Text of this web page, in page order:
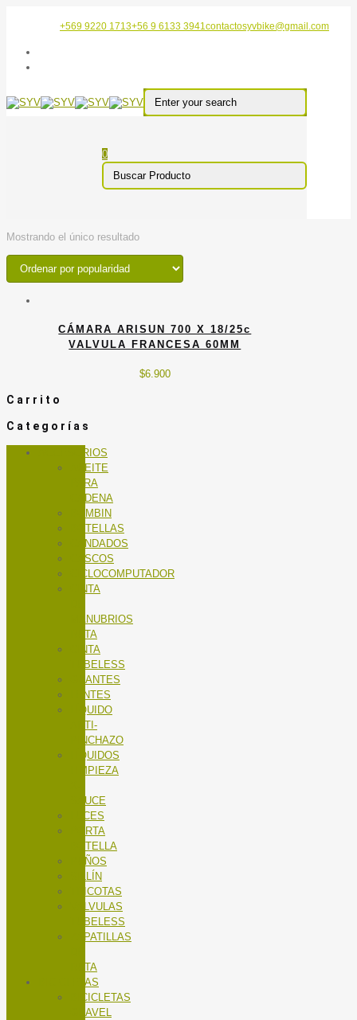
+569 9220 1713+56 9 6133 3941contactosyvbike@gmail.com
0
Mostrando el único resultado
CÁMARA ARISUN 700 X 18/25c
VALVULA FRANCESA 60MM
$6.900
Carrito
Categorías
ACCESORIOS
ACEITE
PARA
CADENA
BOMBIN
BOTELLAS
CANDADOS
CASCOS
CICLOCOMPUTADOR
CINTA
MANUBRIOS
RUTA
CINTA
TUBELESS
GUANTES
LENTES
LÍQUIDO
ANTI-
PINCHAZO
LÍQUIDOS
LIMPIEZA
SAUCE
LUCES
PORTA
BOTELLA
PUÑOS
SILLÍN
TRICOTAS
VALVULAS
TUBELESS
ZAPATILLAS
RUTA
BICICLETAS
BICICLETAS
GRAVEL